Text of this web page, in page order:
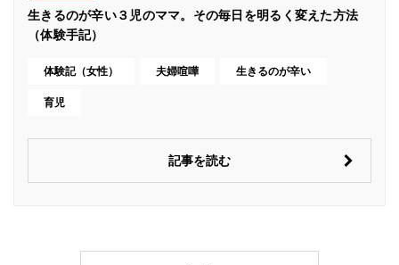
生きるのが辛い３児のママ。その毎日を明るく変えた方法
（体験手記）
体験記（女性） 夫婦喧嘩 生きるのが辛い
育児
記事を読む